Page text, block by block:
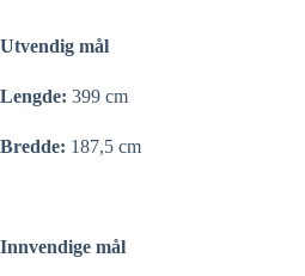
Utvendig mål
Lengde: 399 cm
Bredde: 187,5 cm
Innvendige mål